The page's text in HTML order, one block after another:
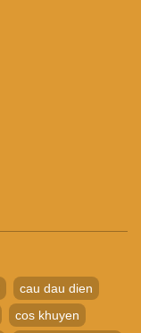
cau dau dien
cos khuyen